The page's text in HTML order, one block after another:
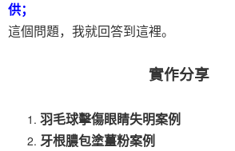
供；
這個問題，我就回答到這裡。
實作分享
羽毛球擊傷眼睛失明案例
牙根膿包塗薑粉案例